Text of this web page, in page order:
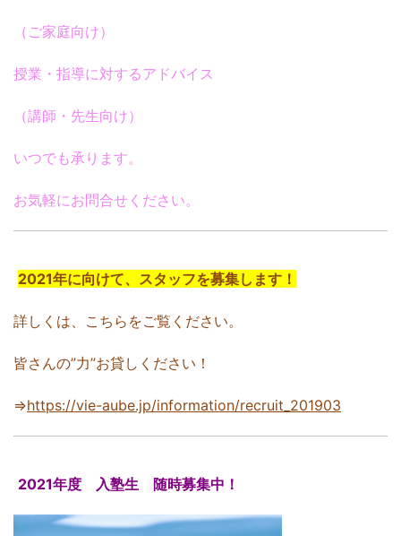
（ご家庭向け）
授業・指導に対するアドバイス
（講師・先生向け）
いつでも承ります。
お気軽にお問合せください。
2021年に向けて、スタッフを募集します！
詳しくは、こちらをご覧ください。
皆さんの”力”お貸しください！
⇒https://vie-aube.jp/information/recruit_201903
2021年度 入塾生 随時募集中！